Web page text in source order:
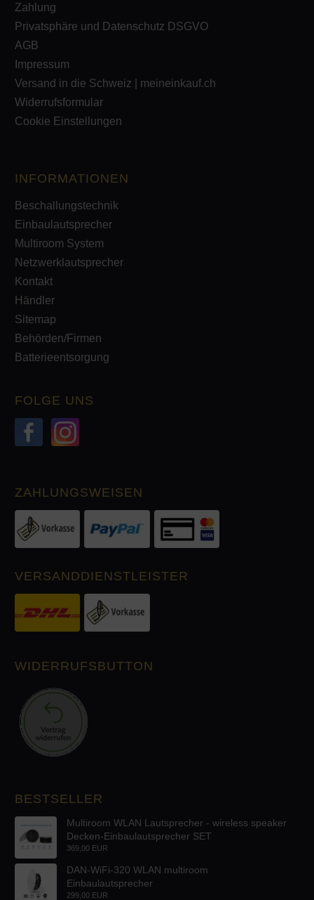
Zahlung
Privatsphäre und Datenschutz DSGVO
AGB
Impressum
Versand in die Schweiz | meineinkauf.ch
Widerrufsformular
Cookie Einstellungen
INFORMATIONEN
Beschallungstechnik
Einbaulautsprecher
Multiroom System
Netzwerklautsprecher
Kontakt
Händler
Sitemap
Behörden/Firmen
Batterieentsorgung
FOLGE UNS
ZAHLUNGSWEISEN
VERSANDDIENSTLEISTER
WIDERRUFSBUTTON
BESTSELLER
Multiroom WLAN Lautsprecher - wireless speaker
Decken-Einbaulautsprecher SET
369,00 EUR
DAN-WiFi-320 WLAN multiroom
Einbaulautsprecher
299,00 EUR